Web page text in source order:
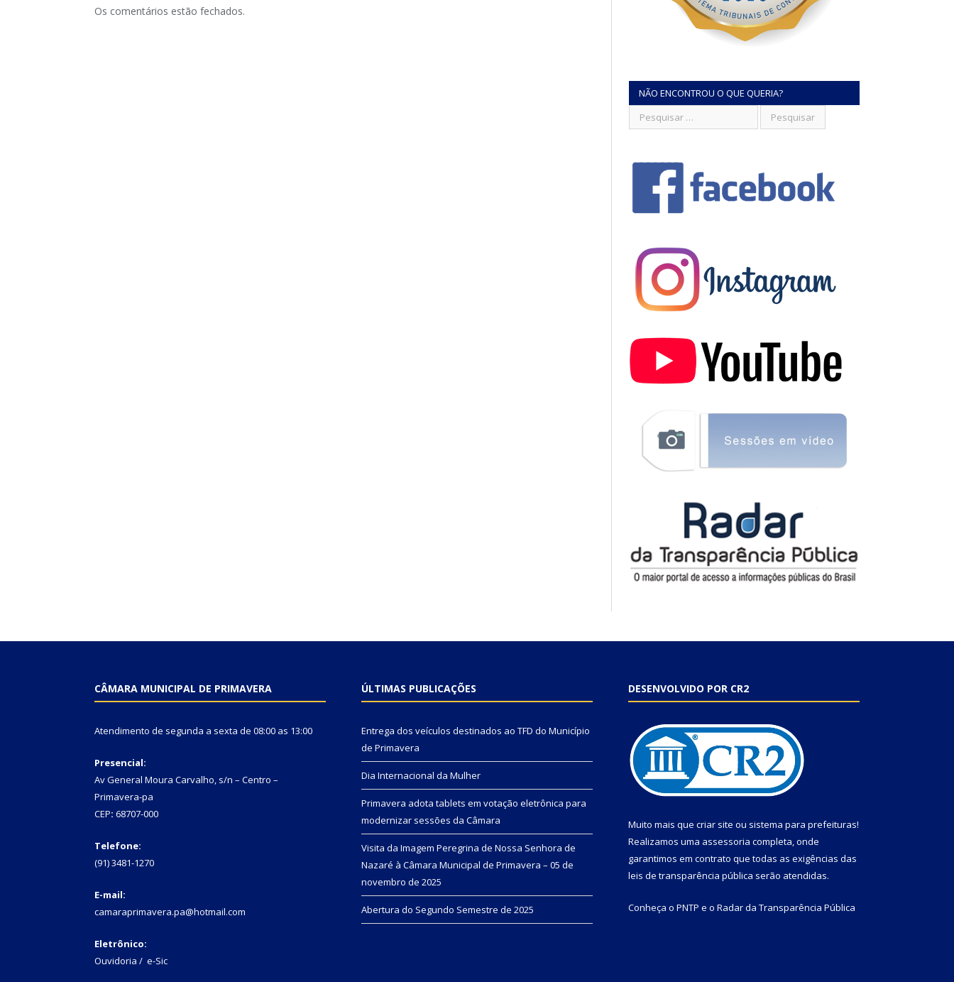
Os comentários estão fechados.
NÃO ENCONTROU O QUE QUERIA?
CÂMARA MUNICIPAL DE PRIMAVERA
Atendimento de segunda a sexta de 08:00 as 13:00
Presencial:
Av General Moura Carvalho, s/n – Centro –
Primavera-pa
CEP: 68707-000
Telefone:
(91) 3481-1270
E-mail:
camaraprimavera.pa@hotmail.com
Eletrônico:
Ouvidoria / e-Sic
ÚLTIMAS PUBLICAÇÕES
Entrega dos veículos destinados ao TFD do Município
de Primavera
Dia Internacional da Mulher
Primavera adota tablets em votação eletrônica para
modernizar sessões da Câmara
Visita da Imagem Peregrina de Nossa Senhora de
Nazaré à Câmara Municipal de Primavera – 05 de
novembro de 2025
Abertura do Segundo Semestre de 2025
DESENVOLVIDO POR CR2
Muito mais que criar site ou sistema para prefeituras!
Realizamos uma assessoria completa, onde
garantimos em contrato que todas as exigências das
leis de transparência pública serão atendidas.
Conheça o PNTP e o Radar da Transparência Pública